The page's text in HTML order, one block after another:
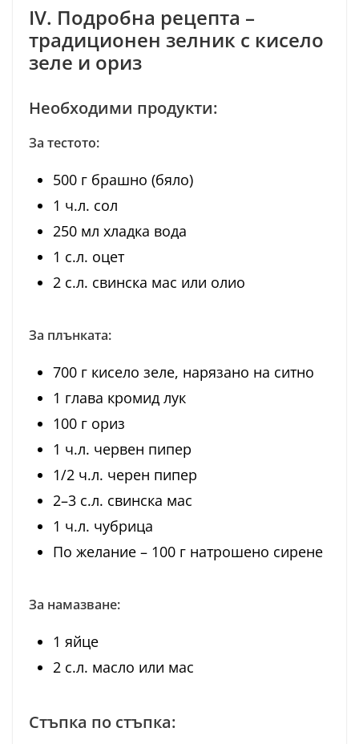
IV. Подробна рецепта –
традиционен зелник с кисело
зеле и ориз
Необходими продукти:
За тестото:
500 г брашно (бяло)
1 ч.л. сол
250 мл хладка вода
1 с.л. оцет
2 с.л. свинска мас или олио
За плънката:
700 г кисело зеле, нарязано на ситно
1 глава кромид лук
100 г ориз
1 ч.л. червен пипер
1/2 ч.л. черен пипер
2–3 с.л. свинска мас
1 ч.л. чубрица
По желание – 100 г натрошено сирене
За намазване:
1 яйце
2 с.л. масло или мас
Стъпка по стъпка: